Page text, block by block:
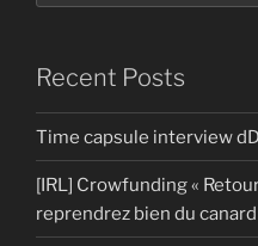
Recent Posts
Time capsule interview
[IRL] Crowfunding «
reprendrez bien du canard